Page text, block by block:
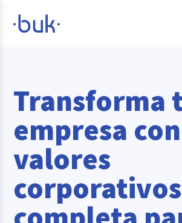
Perú
México
Transforma
empresa con
valores